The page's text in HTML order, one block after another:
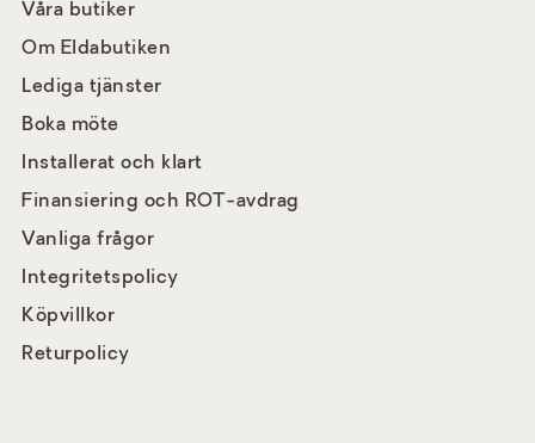
Våra butiker
Om Eldabutiken
Lediga tjänster
Boka möte
Installerat och klart
Finansiering och ROT-avdrag
Vanliga frågor
Integritetspolicy
Köpvillkor
Returpolicy